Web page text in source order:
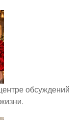
обсуждений